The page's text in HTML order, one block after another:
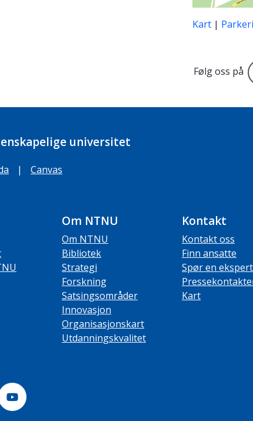
Kart |
Følg oss på
universitet
| Canvas
Om NTNU
Om NTNU
Bibliotek
Strategi
Forskning
Satsingsområder
Innovasjon
Organisasjonskart
Utdanningskvalitet
Kontakt
Kontakt oss
Finn ansatte
Spør en ekspert
Kart
Youtube